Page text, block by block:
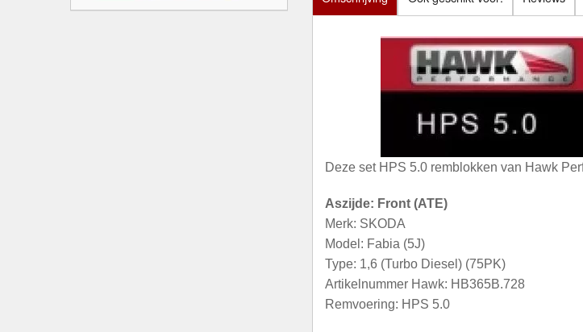
Deze set HPS 5.0 remblokken van Hawk
Aszijde: Front (ATE)
Merk: SKODA
Model: Fabia (5J)
Type: 1,6 (Turbo Diesel) (75PK)
Artikelnummer Hawk: HB365B.728
Remvoering: HPS 5.0